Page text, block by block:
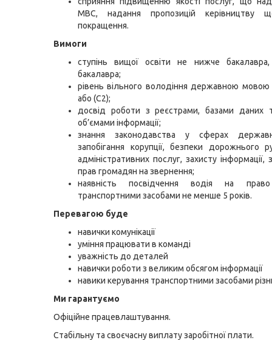
МВС, надання пропозицій керівництву
покращення.
Вимоги
ступінь вищої освіти не нижче
бакалавра;
рівень вільного володіння державною мовою
або (С2);
досвід роботи з реєстрами, базами даних
об’ємами інформації;
знання законодавства у сферах
запобігання корупції, безпеки дорожнього
адміністративних послуг, захисту інформації,
прав громадян на звернення;
наявність посвідчення водія на
транспортними засобами не менше 5 років.
Перевагою буде
навички комунікації
уміння працювати в команді
уважність до деталей
навички роботи з великим обсягом інформації
навики керування транспортними засобами
Ми гарантуємо
Офіційне працевлаштування.
Стабільну та своєчасну виплату заробітної плати.